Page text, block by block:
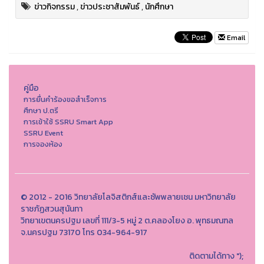
ข่าวกิจกรรม,ข่าวประชาสัมพันธ์,นักศึกษา
Email
คู่มือ
การยื่นคำร้องขอสำเร็จการ
ศึกษา ป.ตรี
การเข้าใช้ SSRU Smart App
SSRU Event
การจองห้อง
© 2012 - 2016 วิทยาลัยโลจิสติกส์และซัพพลายเชน มหาวิทยาลัย
ราชภัฏสวนสุนันทา
วิทยาเขตนครปฐม เลขที่ 111/3-5 หมู่ 2 ต.คลองโยง อ. พุทธมณฑล
จ.นครปฐม 73170 โทร 034-964-917
ติดตามได้ทาง");